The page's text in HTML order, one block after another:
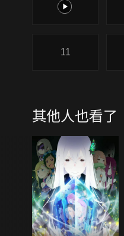
1
11
其他人也看了